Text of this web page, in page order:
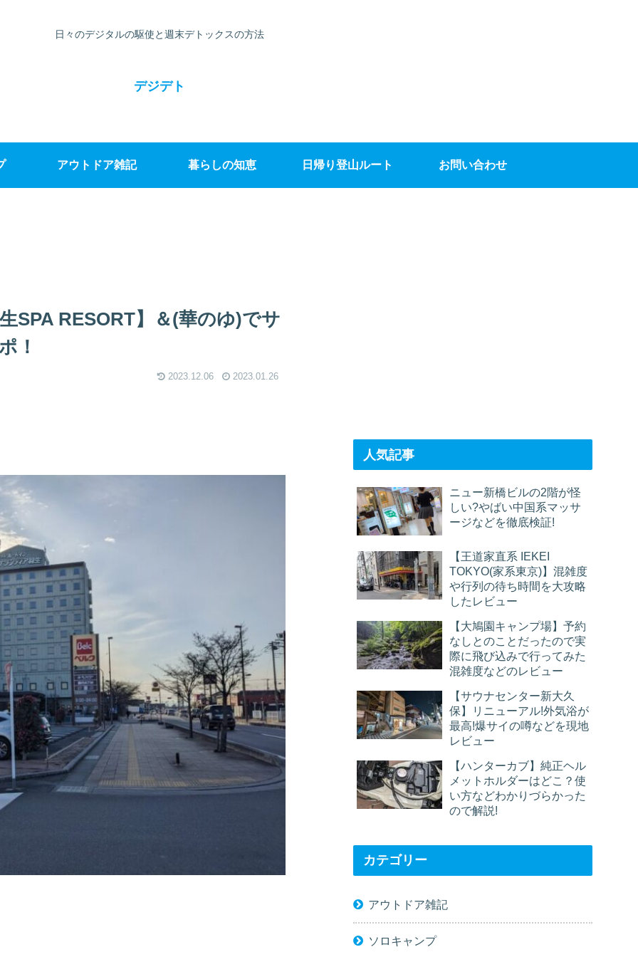
日々のデジタルの駆使と週末デトックスの方法
デジデト
アウトドア雑記 暮らしの知恵 日帰り登山ルート お問い合わせ
SPA RESORT】＆(華のゆ)でサ
！
2023.12.06 2023.01.26
人気記事
ニュー新橋ビルの2階が怪
しい?やばい中国系マッサ
ージなどを徹底検証!
【王道家直系 IEKEI
TOKYO(家系東京)】混雑度
や行列の待ち時間を大攻略
したレビュー
【大鳩園キャンプ場】予約
なしとのことだったので実
際に飛び込みで行ってみた
混雑度などのレビュー
【サウナセンター新大久
保】リニューアル!外気浴が
最高!爆サイの噂などを現地
レビュー
【ハンターカブ】純正ヘル
メットホルダーはどこ？使
い方などわかりづらかった
ので解説!
カテゴリー
アウトドア雑記
ソロキャンプ